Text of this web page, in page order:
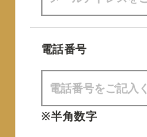
電話番号
※半角数字